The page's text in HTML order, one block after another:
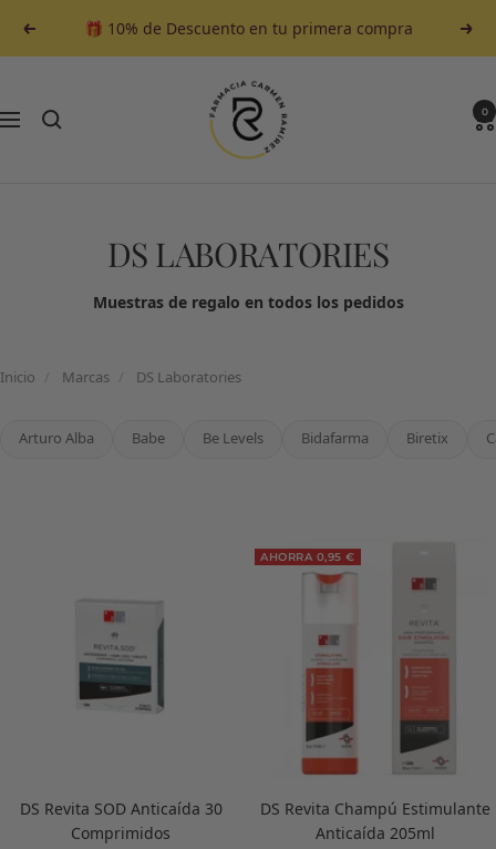
contenido
Anterior 🎁 10% de Descuento en tu primera compra
Navegación
Farmacia
Carmen
Ramirez
0
DS LABORATORIES
Muestras de regalo en todos los pedidos
Inicio Marcas DS Laboratories
Arturo Alba Babe Be Levels Bidafarma Biretix
DS Revita SOD Anticaída 30
Comprimidos
AHORRA 0,95 €
DS Revita Champú Estimulante
Anticaída 205ml